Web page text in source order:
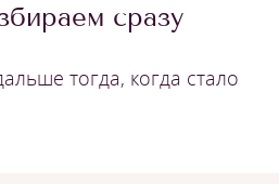
сразу
тогда, когда стало